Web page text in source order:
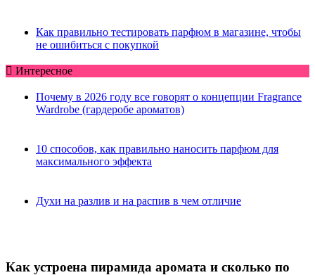
Как правильно тестировать парфюм в магазине, чтобы
не ошибиться с покупкой
Интересное
Почему в 2026 году все говорят о концепции Fragrance
Wardrobe (гардеробе ароматов)
10 способов, как правильно наносить парфюм для
максимального эффекта
Духи на разлив и на распив в чем отличие
Как устроена пирамида аромата и сколько по